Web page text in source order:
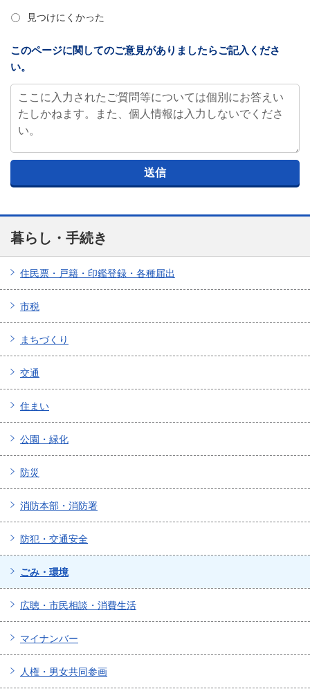
見つけにくかった
このページに関してのご意見がありましたらご記入くださ
い。
暮らし・手続き
住民票・戸籍・印鑑登録・各種届出
市税
まちづくり
交通
住まい
公園・緑化
防災
消防本部・消防署
防犯・交通安全
ごみ・環境
広聴・市民相談・消費生活
マイナンバー
人権・男女共同参画